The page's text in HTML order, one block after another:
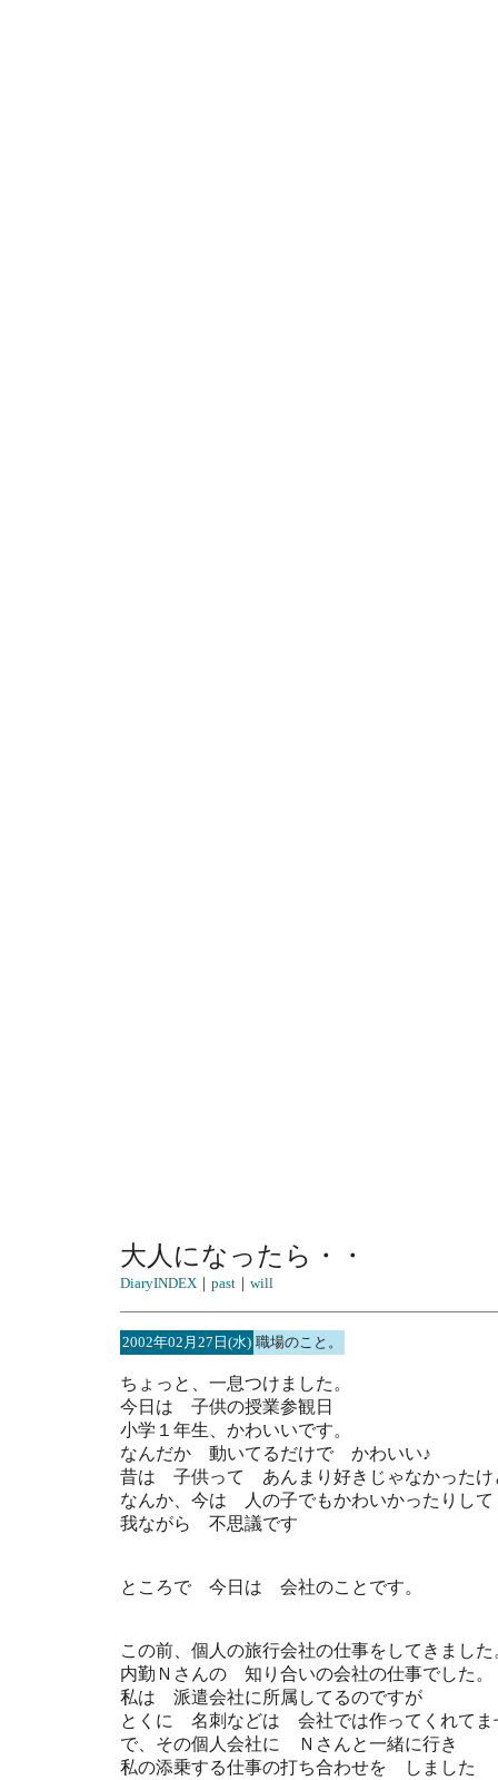
大人になったら・・
DiaryINDEX｜ past｜ will
2002年02月27日(水) 職場のこと。
ちょっと、一息つけました。
今日は 子供の授業参観日
小学１年生、かわいいです。
なんだか 動いてるだけで かわいい♪
昔は 子供って あんまり好きじゃなかったけ
なんか、今は 人の子でもかわいかったりして
我ながら 不思議です
ところで 今日は 会社のことです。
この前、個人の旅行会社の仕事をしてきました
内勤Ｎさんの 知り合いの会社の仕事でした。
私は 派遣会社に所属してるのですが
とくに 名刺などは 会社では作ってくれてま
で、その個人会社に Ｎさんと一緒に行き
私の添乗する仕事の打ち合わせを しました